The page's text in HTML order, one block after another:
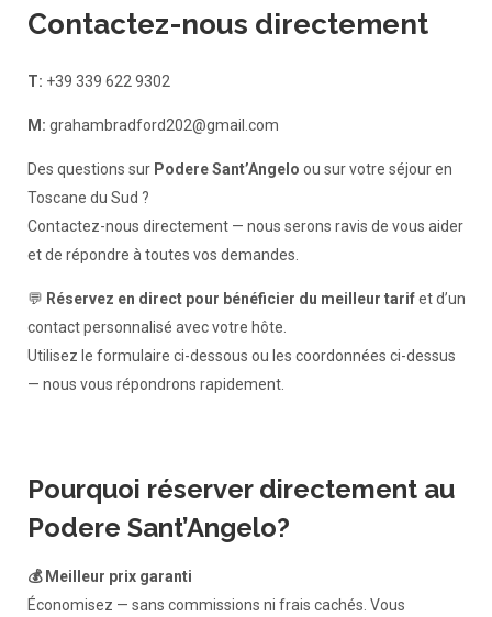
Contactez-nous directement
T: +39 339 622 9302
M: grahambradford202@gmail.com
Des questions sur Podere Sant’Angelo ou sur votre séjour en
Toscane du Sud ?
Contactez-nous directement — nous serons ravis de vous aider
et de répondre à toutes vos demandes.
💬 Réservez en direct pour bénéficier du meilleur tarifet d’un
contact personnalisé avec votre hôte.
Utilisez le formulaire ci-dessous ou les coordonnées ci-dessus
— nous vous répondrons rapidement.
Pourquoi réserver directement au
Podere Sant’Angelo?
💰 Meilleur prix garanti
Économisez — sans commissions ni frais cachés. Vous